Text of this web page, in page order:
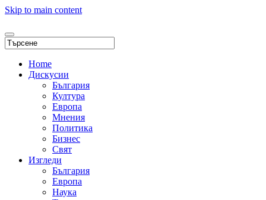
Skip to main content
Home
Дискусии
България
Култура
Европа
Мнения
Политика
Бизнес
Свят
Изгледи
България
Европа
Наука